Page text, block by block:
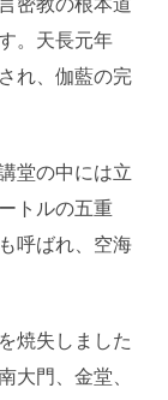
密教の根本道
。天長元年
れ、伽藍の完
堂の中には立
トルの五重
呼ばれ、空海
焼失しました
大門、金堂、